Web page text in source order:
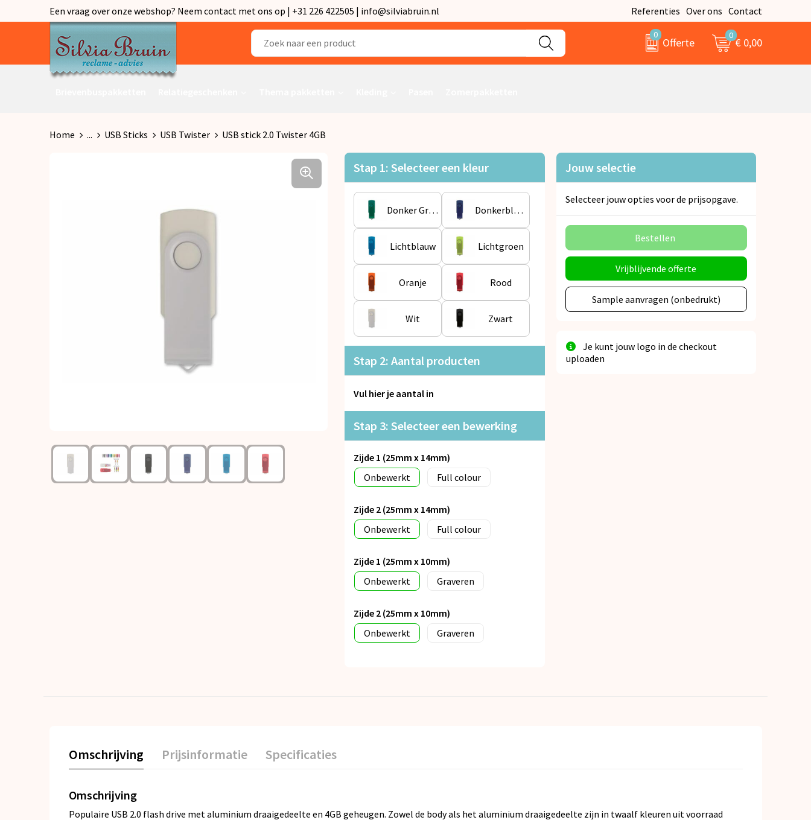
Een vraag over onze webshop? Neem contact met ons op | +31 226 422505 | info@silviabruin.nl Referenties Over ons Contact
0
Offerte
0
€ 0,00
Home ... USB Sticks USB Twister USB stick 2.0 Twister 4GB
Stap 1: Selecteer een kleur
Donker Groen Donkerblauw
Lichtblauw Lichtgroen
Oranje Rood
Wit Zwart
Stap 2: Aantal producten
Vul hier je aantal in
Stap 3: Selecteer een bewerking
Zijde 1 (25mm x 14mm)
Onbewerkt
Full colour
Zijde 2 (25mm x 14mm)
Onbewerkt
Full colour
Zijde 1 (25mm x 10mm)
Onbewerkt
Graveren
Zijde 2 (25mm x 10mm)
Onbewerkt
Graveren
Jouw selectie
Selecteer jouw opties voor de prijsopgave.
Bestellen
Vrijblijvende offerte
Sample aanvragen (onbedrukt)
Je kunt jouw logo in de checkout
uploaden
Omschrijving Prijsinformatie Specificaties
Omschrijving
Populaire USB 2.0 flash drive met aluminium draaigedeelte en 4GB geheugen. Zowel de body als het aluminium draaigedeelte zijn in twaalf kleuren uit voorraad